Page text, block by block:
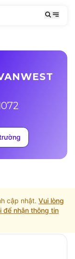
cập nhật. Vui lòng
để nhận thông tin